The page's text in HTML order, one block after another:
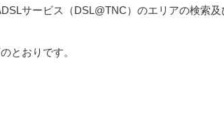
サービス（DSL@TNC）のエリアの検索及
とおりです。